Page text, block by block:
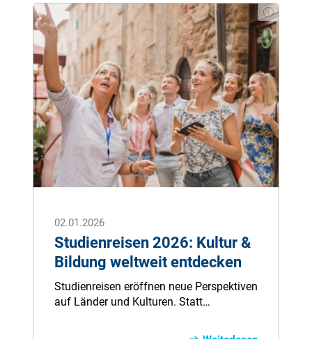
Mög­lich­keit, eine pri­va­te Pfle­ge­zu­satz­ver­
si­che­rung ab­zu­schlie­ßen. Die An­ge­hö­ri­
gen wer­den so im Ernst­fall deut­lich ent­
las­tet und das Pfle­ge­geld sorgt für die
nö­tige Si­cher­heit. Denn die Leis­tun­gen
der ge­setz­li­chen Pfle­ge­ver­si­che­rung sind
längst nicht aus­rei­chend.
02.01.2026
Studienreisen 2026: Kultur &
Bildung weltweit entdecken
Studienreisen eröffnen neue Perspektiven
auf Länder und Kulturen. Statt
Geschichte, Alltag und Zusammenhänge